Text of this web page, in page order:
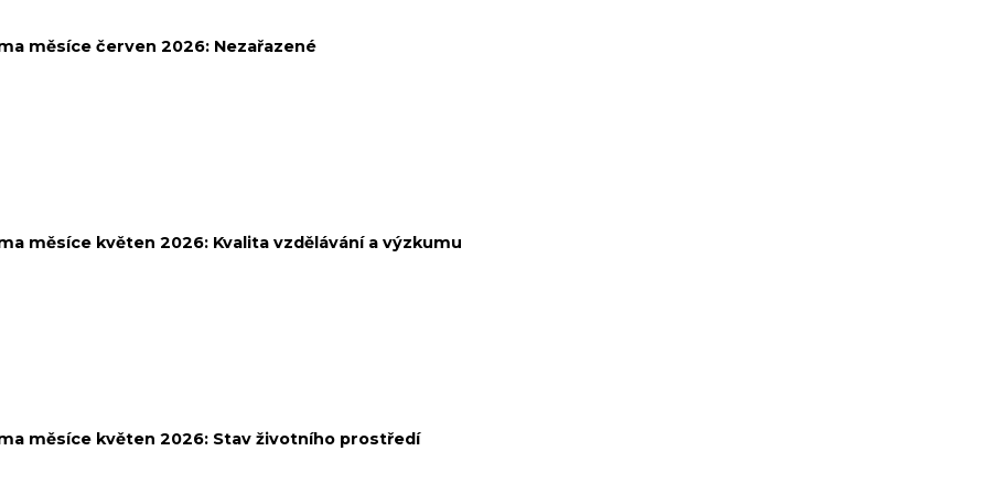
měsíce červen 2026: Nezařazené
měsíce květen 2026: Kvalita vzdělávání a výzkumu
měsíce květen 2026: Stav životního prostředí